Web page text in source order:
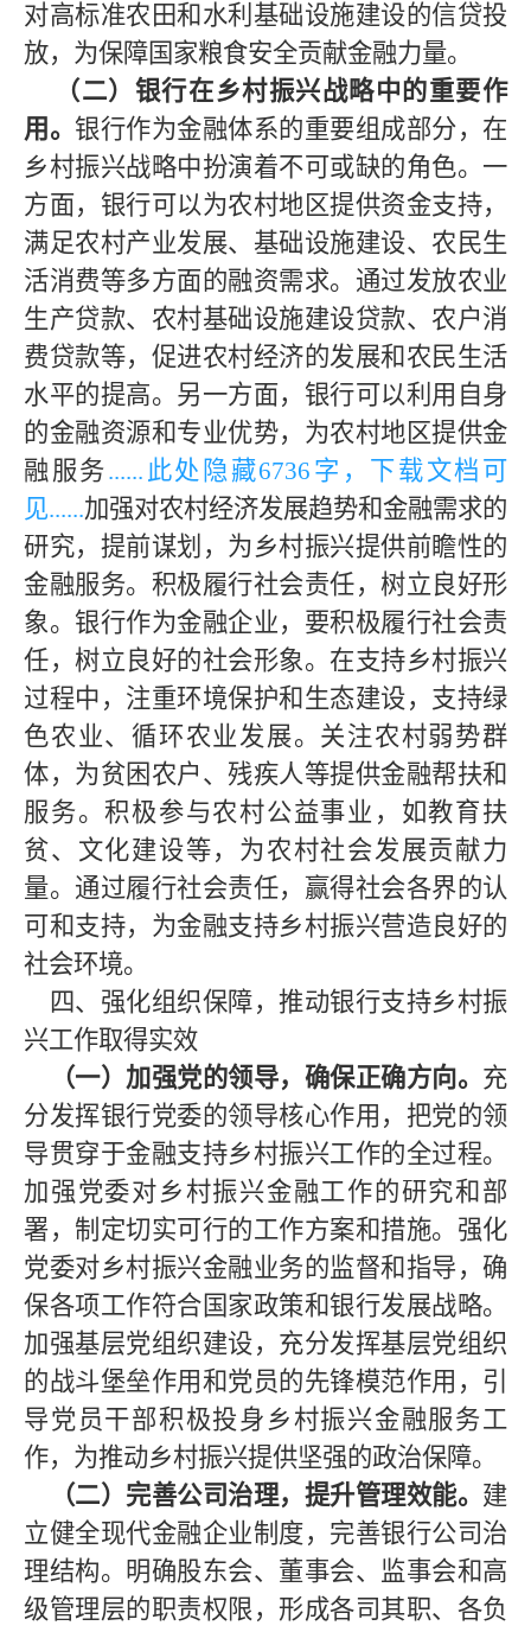
对高标准农田和水利基础设施建设的信贷投
放，为保障国家粮食安全贡献金融力量。
（二）银行在乡村振兴战略中的重要作
用。 银行作为金融体系的重要组成部分，在
乡村振兴战略中扮演着不可或缺的角色。一
方面，银行可以为农村地区提供资金支持，
满足农村产业发展、基础设施建设、农民生
活消费等多方面的融资需求。通过发放农业
生产贷款、农村基础设施建设贷款、农户消
费贷款等，促进农村经济的发展和农民生活
水平的提高。另一方面，银行可以利用自身
的金融资源和专业优势，为农村地区提供金
融服务......此处隐藏6736字，下载文档可
见......加强对农村经济发展趋势和金融需求的
研究，提前谋划，为乡村振兴提供前瞻性的
金融服务。积极履行社会责任，树立良好形
象。银行作为金融企业，要积极履行社会责
任，树立良好的社会形象。在支持乡村振兴
过程中，注重环境保护和生态建设，支持绿
色农业、循环农业发展。关注农村弱势群
体，为贫困农户、残疾人等提供金融帮扶和
服务。积极参与农村公益事业，如教育扶
贫、文化建设等，为农村社会发展贡献力
量。通过履行社会责任，赢得社会各界的认
可和支持，为金融支持乡村振兴营造良好的
社会环境。
四、强化组织保障，推动银行支持乡村振
兴工作取得实效
（一）加强党的领导，确保正确方向。 充
分发挥银行党委的领导核心作用，把党的领
导贯穿于金融支持乡村振兴工作的全过程。
加强党委对乡村振兴金融工作的研究和部
署，制定切实可行的工作方案和措施。强化
党委对乡村振兴金融业务的监督和指导，确
保各项工作符合国家政策和银行发展战略。
加强基层党组织建设，充分发挥基层党组织
的战斗堡垒作用和党员的先锋模范作用，引
导党员干部积极投身乡村振兴金融服务工
作，为推动乡村振兴提供坚强的政治保障。
（二）完善公司治理，提升管理效能。 建
立健全现代金融企业制度，完善银行公司治
理结构。明确股东会、董事会、监事会和高
级管理层的职责权限，形成各司其职、各负